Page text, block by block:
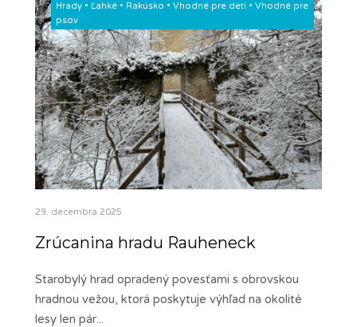
Hrady • Ľahké • Rakúsko • Vhodné pre deti • Vhodné pre
psov
29. decembra 2025
Zrúcanina hradu Rauheneck
Starobylý hrad opradený povesťami s obrovskou
hradnou vežou, ktorá poskytuje výhľad na okolité
lesy len pár...